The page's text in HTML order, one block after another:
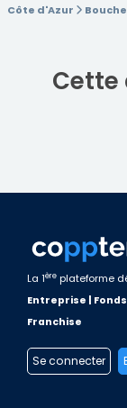
Côte d'Azur
Cette
La 1ère plateforme
Entreprise |
Franchise
Se connecter